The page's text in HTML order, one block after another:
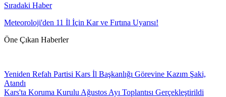
Sıradaki Haber
Meteoroloji'den 11 İl İçin Kar ve Fırtına Uyarısı!
Öne Çıkan Haberler
Yeniden Refah Partisi Kars İl Başkanlığı Görevine Kazım Şaki,
Atandı
Kars'ta Koruma Kurulu Ağustos Ayı Toplantısı Gerçekleştirildi